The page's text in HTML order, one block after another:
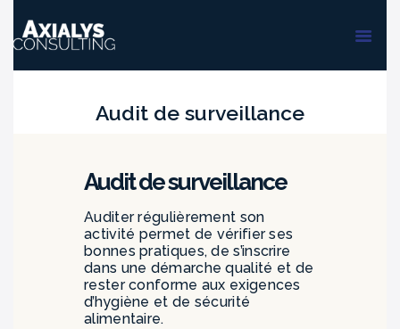
Audit de surveillance
FORMATIONS
Audit de surveillance
Auditer régulièrement son
activité permet de vérifier ses
bonnes pratiques, de s’inscrire
dans une démarche qualité et de
rester conforme aux exigences
d’hygiène et de sécurité
alimentaire.